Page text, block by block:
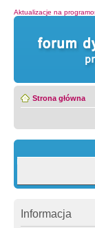
Aktualizacje na
Strona główna
Informacja